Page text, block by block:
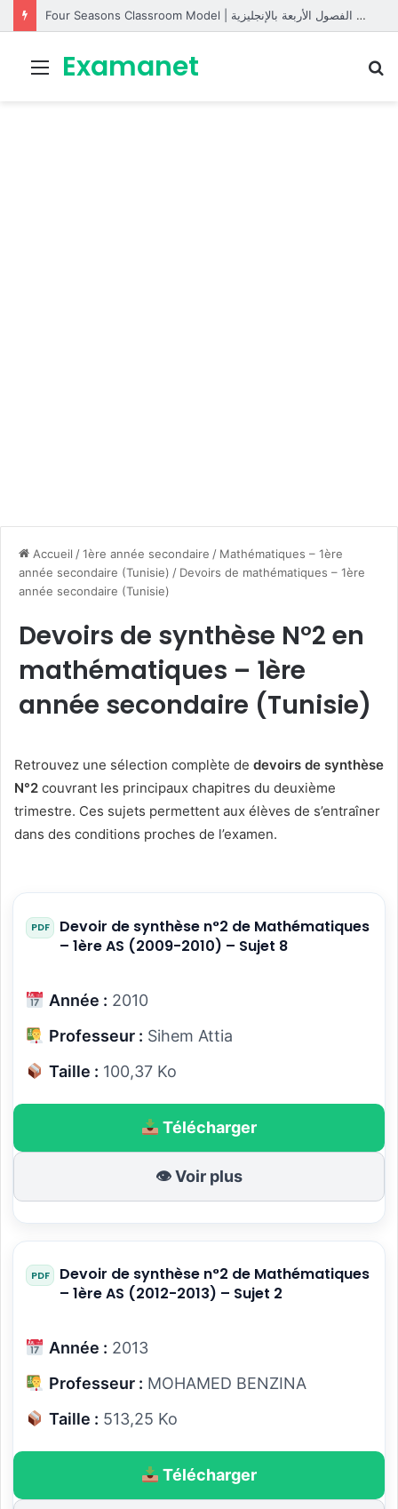
Four Seasons Classroom Model | مشروع تفاعلي لتعليم الفصول الأربعة بالإنجليزية
Menu
Examanet
Accueil /1ère année secondaire / Mathématiques – 1ère
année secondaire (Tunisie) / Devoirs de mathématiques – 1ère
année secondaire (Tunisie)
Devoirs de synthèse N°2 en
mathématiques – 1ère
année secondaire (Tunisie)
Retrouvez une sélection complète de devoirs de synthèse
N°2 couvrant les principaux chapitres du deuxième
trimestre. Ces sujets permettent aux élèves de s’entraîner
dans des conditions proches de l’examen.
Devoir de synthèse n°2 de Mathématiques
– 1ère AS (2009-2010) – Sujet 8
Année : 2010
Professeur : Sihem Attia
Taille : 100,37 Ko
Télécharger
👁 Voir plus
Devoir de synthèse n°2 de Mathématiques
– 1ère AS (2012-2013) – Sujet 2
Année : 2013
Professeur : MOHAMED BENZINA
Taille : 513,25 Ko
Télécharger